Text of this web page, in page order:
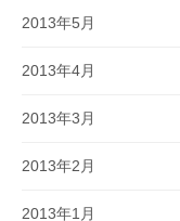
2013年5月
2013年4月
2013年3月
2013年2月
2013年1月